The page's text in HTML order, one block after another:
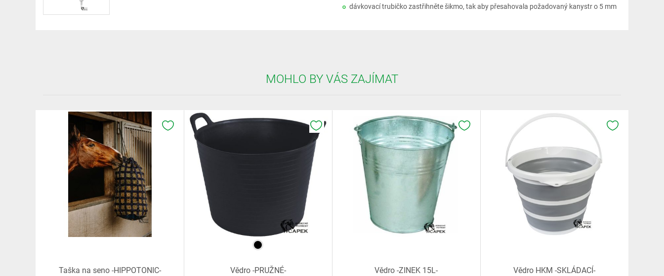
dávkovací trubičko zastřihněte šikmo, tak aby přesahovala požadovaný kanystr o 5 mm
MOHLO BY VÁS ZAJÍMAT
Taška na seno -HIPPOTONIC-
K OBLÍBENÝM
Vědro -PRUŽNÉ-
K OBLÍBENÝM
Vědro -ZINEK 15L- Vědro HKM -SKLÁDACÍ-